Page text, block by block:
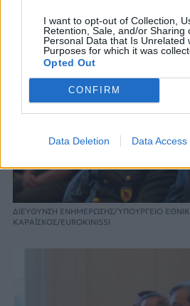
I want to opt-out of Collection,
Retention, Sale, and/or Sharing
Personal Data that Is Unrelated
Purposes for which it was
Opted Out
CONFIRM
Data Deletion Data Access
ΔΙΕΥΘΥΝΣΗ ΕΝΗΜΕΡΩΣΗΣ/ΥΠΟΥΡΓΕΙΟ
ΚΑΡΑΪΣΚΟΣ/EUROKINISSI